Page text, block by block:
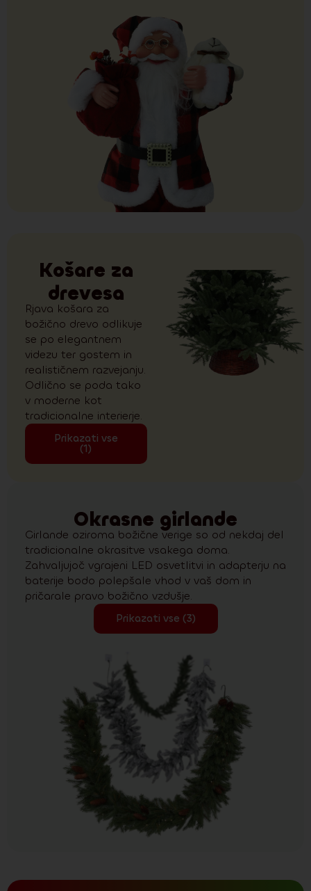
Košare za
drevesa
Rjava košara za
božično drevo odlikuje
se po elegantnem
videzu ter gostem in
realističnem razvejanju.
Odlično se poda tako
v moderne kot
tradicionalne interierje.
Prikazati vse
(1)
Okrasne girlande
Girlande oziroma božične verige so od nekdaj del
tradicionalne okrasitve vsakega doma.
Zahvaljujoč vgrajeni LED osvetlitvi in adapterju na
baterije bodo polepšale vhod v vaš dom in
pričarale pravo božično vzdušje.
Prikazati vse (3)